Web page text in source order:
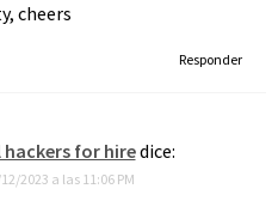
cheers
Responder
for hiredice:
2023 a las 11:06 PM